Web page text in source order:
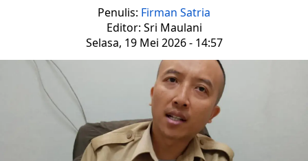
Penulis: Firman Satria
Editor: Sri Maulani
Selasa, 19 Mei 2026 - 14:57